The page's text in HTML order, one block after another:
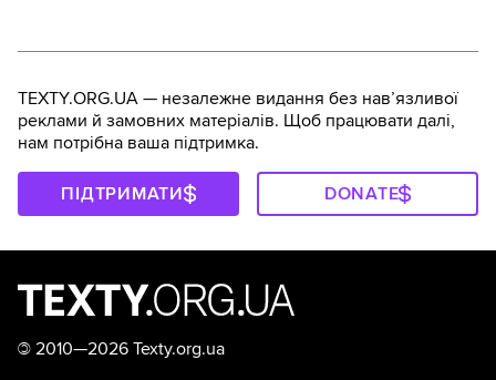
TEXTY.ORG.UA — незалежне видання без навʼязливої
реклами й замовних матеріалів. Щоб працювати далі,
нам потрібна ваша підтримка.
ПІДТРИМАТИ DONATE
© 2010—2026 Texty.org.ua